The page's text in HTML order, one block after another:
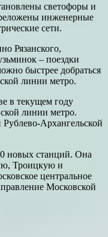
светофоры и
инженерные
сети.
Рязанского,
– поездки
быстрее добраться
линии метро.
в текущем году
линии метро.
Архангельской
новых станций. Она
Троицкую и
центральное
Московской